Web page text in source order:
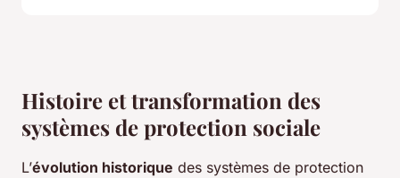
Histoire et transformation des
systèmes de protection sociale
L’évolution historique des systèmes de protection